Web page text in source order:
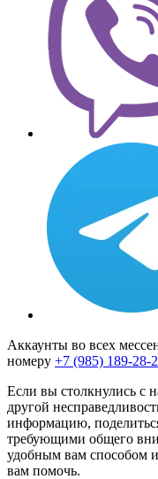
Аккаунты во всех
номеру +7 (985) 189-28-
Если вы столкнулись с
другой
информацию,
требующими общего
удобным вам способом
вам помочь.